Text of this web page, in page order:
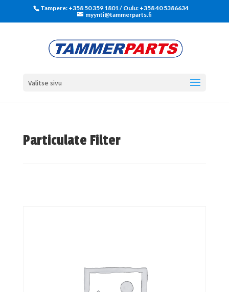
Tampere: +358 50 359 1801‬ / Oulu: +358 40 5386634
myynti@tammerparts.fi
Valitse sivu
Particulate Filter